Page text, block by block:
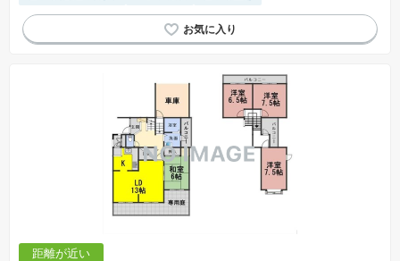
距離が近い